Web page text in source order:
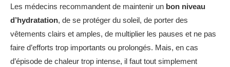
Les médecins recommandent de maintenir un bon niveau
d’hydratation, de se protéger du soleil, de porter des
vêtements clairs et amples, de multiplier les pauses et ne pas
faire d’efforts trop importants ou prolongés. Mais, en cas
d’épisode de chaleur trop intense, il faut tout simplement